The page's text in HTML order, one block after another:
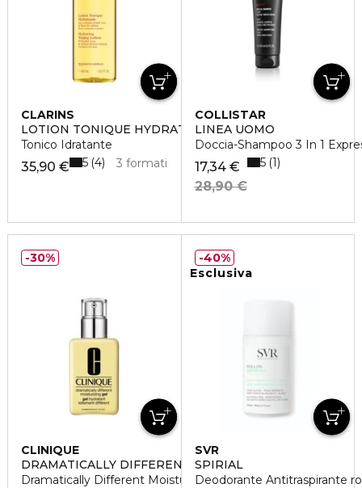
CLARINS
LOTION TONIQUE HYDRATANTE
Tonico Idratante
35,90 € 3 formati
5 4
COLLISTAR
LINEA UOMO
Doccia-Shampoo 3 In 1
17,34 €
28,90 €
5 1
CLINIQUE
DRAMATICALLY DIFFERENT
Dramatically Different Moisturizing Gel
30%
Esclusiva
SVR
SPIRIAL
Deodorante Antitraspirante
40%